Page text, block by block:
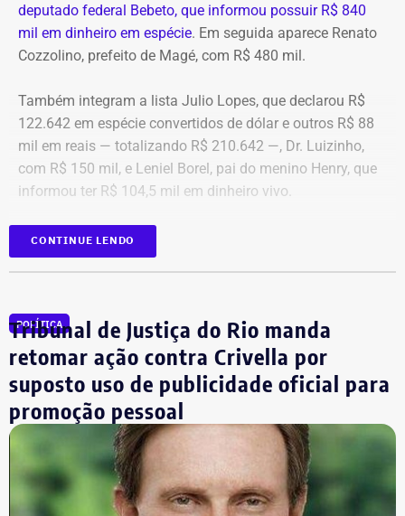
deputado federal Bebeto, que informou possuir R$ 840
mil em dinheiro em espécie. Em seguida aparece Renato
Cozzolino, prefeito de Magé, com R$ 480 mil.
Também integram a lista Julio Lopes, que declarou R$
122.642 em espécie convertidos de dólar e outros R$ 88
mil em reais — totalizando R$ 210.642 —, Dr. Luizinho,
com R$ 150 mil, e Leniel Borel, pai do menino Henry, que
informou ter R$ 104,5 mil em dinheiro vivo.
Candidato
Bebeto
Dr. Luizinho
R$ 150.000,00
Leniel Borel
R$ 104.500,00
*Valor correspondente à soma de R$ 122.642,00 em espécie
convertidos de dólar e R$ 88.000,00 em reais declarados em dinheiro
Os dados são públicos e ficam disponíveis para consulta
no sistema DivulgaCandContas, do TSE.
CONTINUE LENDO
POLÍTICA
Tribunal de Justiça do Rio manda
retomar ação contra Crivella por
suposto uso de publicidade oficial para
promoção pessoal